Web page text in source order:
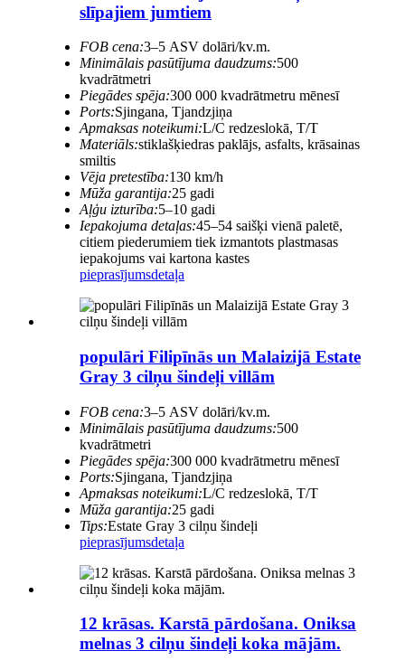
slīpajiem jumtiem
FOB cena:3–5 ASV dolāri/kv.m.
Minimālais pasūtījuma daudzums:500
kvadrātmetri
Piegādes spēja:300 000 kvadrātmetru mēnesī
Ports:Sjingana, Tjandzjiņa
Apmaksas noteikumi:L/C redzeslokā, T/T
Materiāls:stiklašķiedras paklājs, asfalts, krāsainas
smiltis
Vēja pretestība:130 km/h
Mūža garantija:25 gadi
Aļģu izturība:5–10 gadi
Iepakojuma detaļas:45–54 saišķi vienā paletē,
citiem piederumiem tiek izmantots plastmasas
iepakojums vai kartona kastes
pieprasījumsdetaļa
populāri Filipīnās un Malaizijā Estate
Gray 3 cilņu šindeļi villām
FOB cena:3–5 ASV dolāri/kv.m.
Minimālais pasūtījuma daudzums:500
kvadrātmetri
Piegādes spēja:300 000 kvadrātmetru mēnesī
Ports:Sjingana, Tjandzjiņa
Apmaksas noteikumi:L/C redzeslokā, T/T
Mūža garantija:25 gadi
Tips:Estate Gray 3 cilņu šindeļi
pieprasījumsdetaļa
12 krāsas. Karstā pārdošana. Oniksa
melnas 3 cilņu šindeļi koka mājām.